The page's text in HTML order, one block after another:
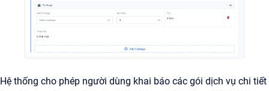
Hệ thống cho phép người dùng khai báo các gói dịch vụ chi tiết